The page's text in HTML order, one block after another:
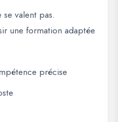
valent pas.
une formation adaptée
précise